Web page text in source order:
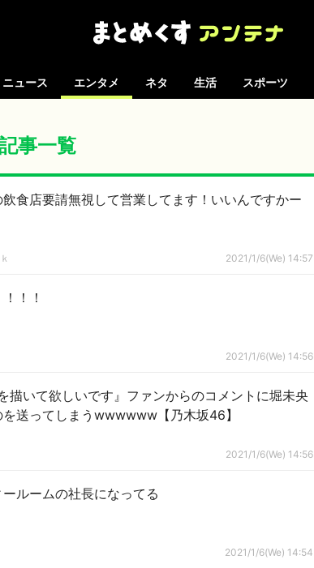
ニュース エンタメ ネタ 生活 スポーツ
事一覧
食店要請無視して営業してます！いいんですかー
2021/1/6(We) 14:57
！！
2021/1/6(We) 14:56
描いて欲しいです』ファンからのコメントに堀未央
送ってしまうwwwwww【乃木坂46】
2021/1/6(We) 14:56
ルームの社長になってる
2021/1/6(We) 14:54